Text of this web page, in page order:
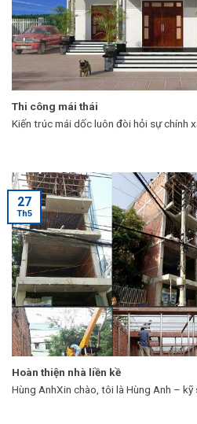
Thi công mái thái
Kiến trúc mái dốc luôn đòi hỏi sự chính
Hoàn thiện nhà liền kề
Hùng AnhXin chào, tôi là Hùng Anh –
27
Th5